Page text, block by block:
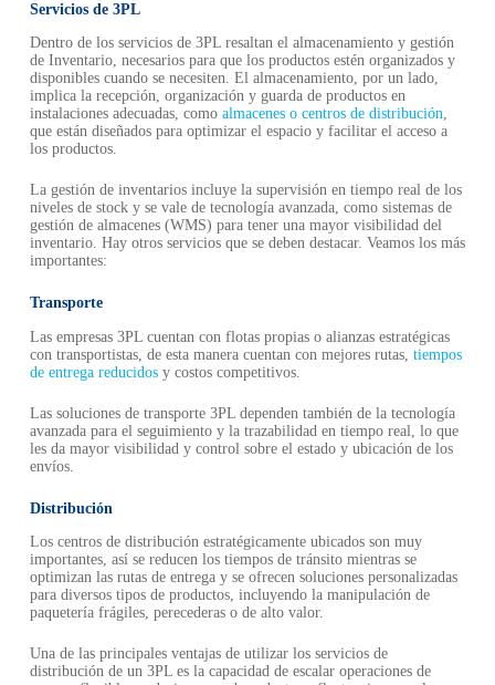
Servicios de 3PL
Dentro de los servicios de 3PL resaltan el almacenamiento y gestión
de Inventario, necesarios para que los productos estén organizados y
disponibles cuando se necesiten. El almacenamiento, por un lado,
implica la recepción, organización y guarda de productos en
instalaciones adecuadas, como almacenes o centros de distribución,
que están diseñados para optimizar el espacio y facilitar el acceso a
los productos.
La gestión de inventarios incluye la supervisión en tiempo real de los
niveles de stock y se vale de tecnología avanzada, como sistemas de
gestión de almacenes (WMS) para tener una mayor visibilidad del
inventario. Hay otros servicios que se deben destacar. Veamos los más
importantes:
Transporte
Las empresas 3PL cuentan con flotas propias o alianzas estratégicas
con transportistas, de esta manera cuentan con mejores rutas, tiempos
de entrega reducidosy costos competitivos.
Las soluciones de transporte 3PL dependen también de la tecnología
avanzada para el seguimiento y la trazabilidad en tiempo real, lo que
les da mayor visibilidad y control sobre el estado y ubicación de los
envíos.
Distribución
Los centros de distribución estratégicamente ubicados son muy
importantes, así se reducen los tiempos de tránsito mientras se
optimizan las rutas de entrega y se ofrecen soluciones personalizadas
para diversos tipos de productos, incluyendo la manipulación de
paquetería frágiles, perecederas o de alto valor.
Una de las principales ventajas de utilizar los servicios de
distribución de un 3PL es la capacidad de escalar operaciones de